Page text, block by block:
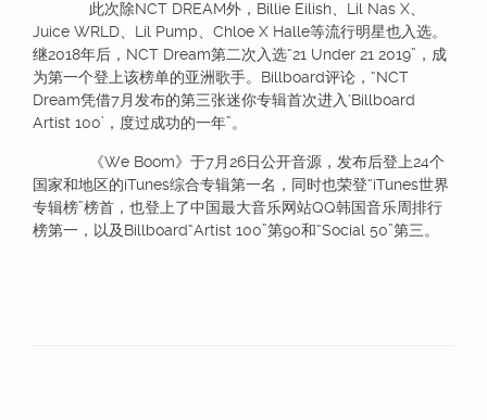
此次除NCT DREAM外，Billie Eilish、Lil Nas X、
Juice WRLD、Lil Pump、Chloe X Halle等流行明星也入选。
继2018年后，NCT Dream第二次入选“21 Under 21 2019”，成
为第一个登上该榜单的亚洲歌手。Billboard评论，“NCT
Dream凭借7月发布的第三张迷你专辑首次进入‘Billboard
Artist 100’，度过成功的一年”。
《We Boom》于7月26日公开音源，发布后登上24个
国家和地区的iTunes综合专辑第一名，同时也荣登“iTunes世界
专辑榜”榜首，也登上了中国最大音乐网站QQ韩国音乐周排行
榜第一，以及Billboard“Artist 100”第90和“Social 50”第三。